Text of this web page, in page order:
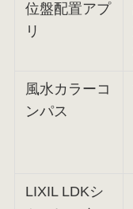
位盤配置アプ
リ
風水カラーコ
ンパス
LIXIL LDKシ